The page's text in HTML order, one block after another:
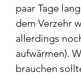
paar Tage
dem Verzehr
allerdings
aufwärmen).
brauchen